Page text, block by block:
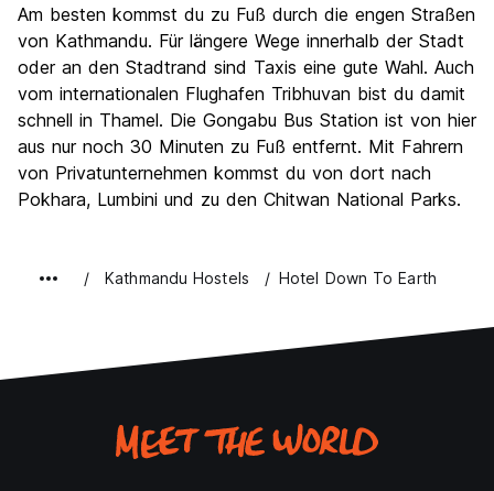
Am besten kommst du zu Fuß durch die engen Straßen
von Kathmandu. Für längere Wege innerhalb der Stadt
oder an den Stadtrand sind Taxis eine gute Wahl. Auch
vom internationalen Flughafen Tribhuvan bist du damit
schnell in Thamel. Die Gongabu Bus Station ist von hier
aus nur noch 30 Minuten zu Fuß entfernt. Mit Fahrern
von Privatunternehmen kommst du von dort nach
Pokhara, Lumbini und zu den Chitwan National Parks.
Kathmandu Hostels Hotel Down To Earth